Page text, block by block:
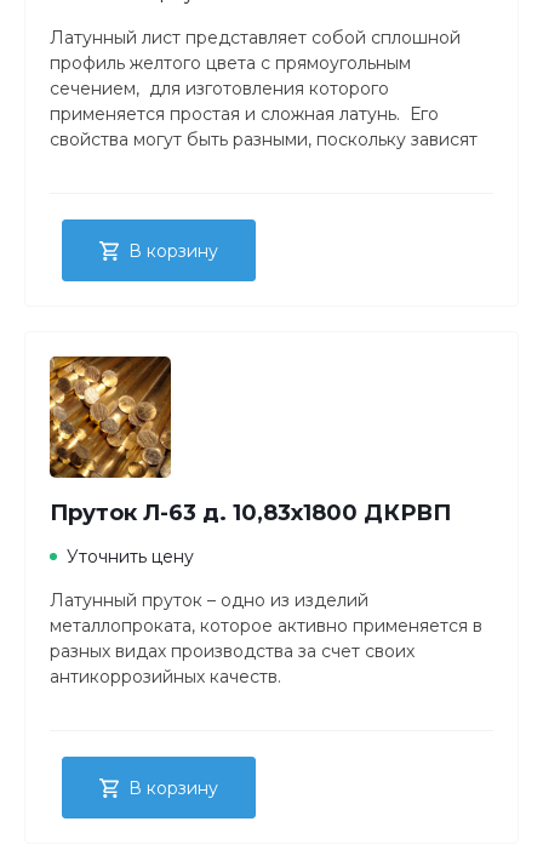
Латунный лист представляет собой сплошной
профиль желтого цвета с прямоугольным
сечением, для изготовления которого
применяется простая и сложная латунь. Его
свойства могут быть разными, поскольку зависят
миллиметров. Причем большая толщина у
горячекатаного сортамента.
В корзину
Пруток Л-63 д. 10,83х1800 ДКРВП
Уточнить цену
Латунный пруток – одно из изделий
металлопроката, которое активно применяется в
разных видах производства за счет своих
антикоррозийных качеств.
В корзину